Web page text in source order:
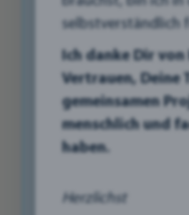
Eine starke Online-
selbstverständlich
Ich danke Dir
Vertrauen, Deine
gemeinsamen
menschlich und
haben.
Herzlichst